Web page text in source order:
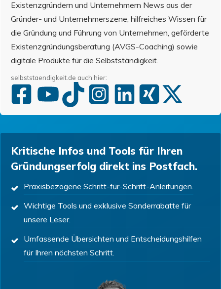
Existenzgründern und Unternehmern News aus der
Gründer- und Unternehmerszene, hilfreiches Wissen für
die Gründung und Führung von Unternehmen, geförderte
Existenzgründungsberatung (AVGS-Coaching) sowie
digitale Produkte für die Selbstständigkeit.
selbststaendigkeit.de auch hier:
Kritische Infos und Tools für Ihren
Gründungserfolg direkt ins Postfach.
Praxisbezogene Schritt-für-Schritt-Anleitungen.
Wichtige Tools und exklusive Sonderrabatte für
unsere Leser.
Umfassende Übersichten und Entscheidungshilfen
für Ihren nächsten Schritt.